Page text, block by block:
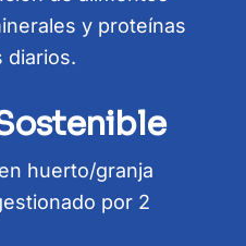
y proteínas
diarios.
huerto/granja
por 2